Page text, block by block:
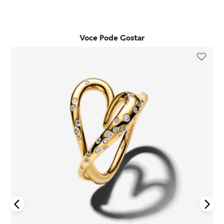
sem uso, na embalagem original e acompanhado da nota
"Última Chance" não são elegíveis para troca ou reembolso.
Se houver arrependimento da compra realizada no site, é
possível solicitar a devolução dentro de sete dias corridos
após o recebimento. O produto deve ser enviado em perfeito
estado, com a embalagem original e todos os acessórios
incluídos, como brindes promocionais.
Em caso de defeito, tanto para compras online quanto em
lojas físicas, é necessário entrar em contato com o SAC da
Pandora informando o número do pedido, fotos do produto e
uma descrição do problema. Se for confirmado um defeito de
fabricação, o cliente poderá receber um reembolso para uma
nova compra ou realizar a troca do produto dentro do prazo
de um ano, mediante avaliação técnica.
do consumidor. Caso um problema seja identificado dentro
desse período, a Pandora realizará a substituição do produto
A garantia é exclusiva para produtos fabricados e
comercializados pela Pandora em canais oficiais. A empresa
não se responsabiliza por produtos adquiridos em lojas não
autorizadas, pois não pode garantir sua autenticidade nem os
processos de controle de qualidade adotados por terceiros.
Além disso, a garantia não cobre danos decorrentes de
acidentes, mau uso, abuso ou uso de acessórios de outras
marcas junto aos produtos Pandora. O uso de charms que não
sejam originais pode comprometer a durabilidade dos
braceletes, invalidando a garantia.
Para acionar a garantia, o cliente deve seguir as instruções de
Voce Pode Gostar